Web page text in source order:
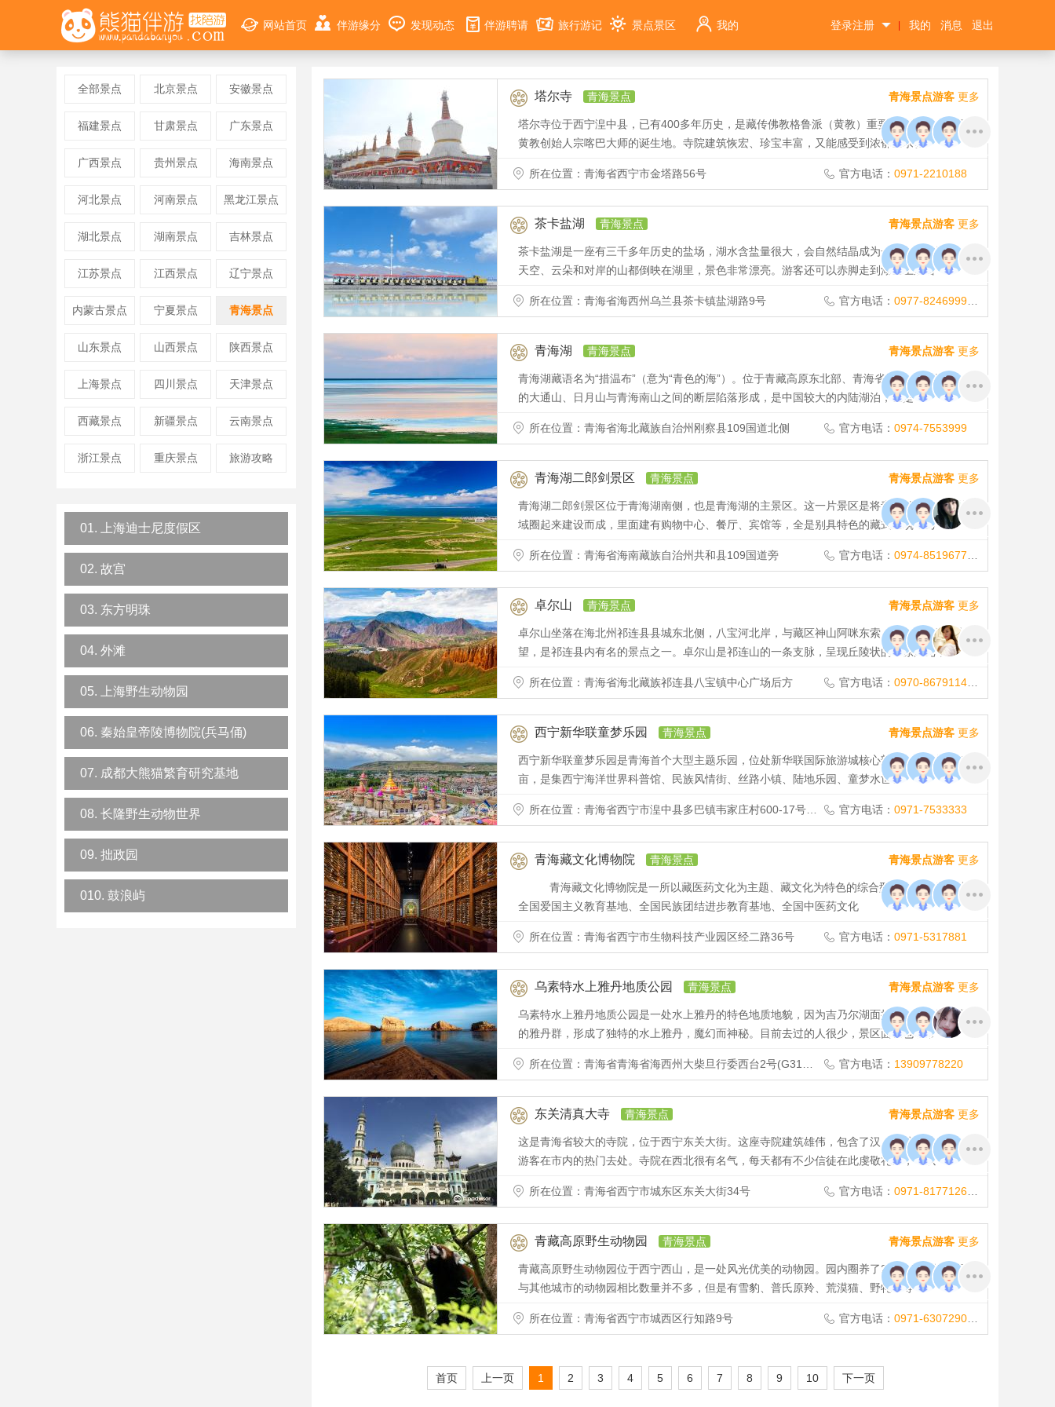
网站首页 伴游缘分 发现动态 伴游聘请 旅行游记 景点景区 我的 登录注册 我的 消息 退出
全部景点 北京景点 安徽景点
福建景点 甘肃景点 广东景点
广西景点 贵州景点 海南景点
河北景点 河南景点 黑龙江景点
湖北景点 湖南景点 吉林景点
江苏景点 江西景点 辽宁景点
内蒙古景点 宁夏景点 青海景点
山东景点 山西景点 陕西景点
上海景点 四川景点 天津景点
西藏景点 新疆景点 云南景点
浙江景点 重庆景点 旅游攻略
01. 上海迪士尼度假区
02. 故宫
03. 东方明珠
04. 外滩
05. 上海野生动物园
06. 秦始皇帝陵博物院(兵马俑)
07. 成都大熊猫繁育研究基地
08. 长隆野生动物世界
09. 拙政园
010. 鼓浪屿
塔尔寺 青海景点
塔尔寺位于西宁湟中县，已有400多年历史，是藏传佛教格鲁派（黄教）重要的寺院之一，还是
黄教创始人宗喀巴大师的诞生地。寺院建筑恢宏、珍宝丰富，又能感受到浓郁的宗教
青海景点游客 更多
所在位置：青海省西宁市金塔路56号 官方电话： 0971-2210188
茶卡盐湖 青海景点
茶卡盐湖是一座有三千多年历史的盐场，湖水含盐量很大，会自然结晶成为一片白色的湖面，将
天空、云朵和对岸的山都倒映在湖里，景色非常漂亮。游客还可以赤脚走到湖面上观看
青海景点游客 更多
所在位置：青海省海西州乌兰县茶卡镇盐湖路9号 官方电话： 0977-8246999,0977-8240129
青海湖 青海景点
青海湖藏语名为“措温布”（意为“青色的海”）。位于青藏高原东北部、青海省境内，由祁连山脉
的大通山、日月山与青海南山之间的断层陷落形成，是中国较大的内陆湖泊，也是
青海景点游客 更多
所在位置：青海省海北藏族自治州刚察县109国道北侧 官方电话： 0974-7553999
青海湖二郎剑景区 青海景点
青海湖二郎剑景区位于青海湖南侧，也是青海湖的主景区。这一片景区是将青海湖南侧的一块区
域圈起来建设而成，里面建有购物中心、餐厅、宾馆等，全是别具特色的藏式建筑，另
青海景点游客 更多
所在位置：青海省海南藏族自治州共和县109国道旁 官方电话： 0974-8519677,0971-8068826,0974-7553999
卓尔山 青海景点
卓尔山坐落在海北州祁连县县城东北侧，八宝河北岸，与藏区神山阿咪东索（牛心山）隔河相
望，是祁连县内有名的景点之一。卓尔山是祁连山的一条支脉，呈现丘陵状的草原风光，
青海景点游客 更多
所在位置：青海省海北藏族祁连县八宝镇中心广场后方 官方电话： 0970-8679114,0970-8676879
西宁新华联童梦乐园 青海景点
西宁新华联童梦乐园是青海首个大型主题乐园，位处新华联国际旅游城核心部分，总占地352.32
亩，是集西宁海洋世界科普馆、民族风情街、丝路小镇、陆地乐园、童梦水世界
青海景点游客 更多
所在位置：青海省西宁市湟中县多巴镇韦家庄村600-17号 新华联国际旅游城 官方电话： 0971-7533333
青海藏文化博物院 青海景点
青海藏文化博物院是一所以藏医药文化为主题、藏文化为特色的综合型博物馆。先后成为
全国爱国主义教育基地、全国民族团结进步教育基地、全国中医药文化
青海景点游客 更多
所在位置：青海省西宁市生物科技产业园区经二路36号 官方电话： 0971-5317881
乌素特水上雅丹地质公园 青海景点
乌素特水上雅丹地质公园是一处水上雅丹的特色地质地貌，因为吉乃尔湖面抬升，逐步淹没北缘
的雅丹群，形成了独特的水上雅丹，魔幻而神秘。目前去过的人很少，景区面积也非常
青海景点游客 更多
所在位置：青海省青海省海西州大柴旦行委西台2号(G315线900公里处) 官方电话： 13909778220
东关清真大寺 青海景点
这是青海省较大的寺院，位于西宁东关大街。这座寺院建筑雄伟，包含了汉、藏等几种风格，是
游客在市内的热门去处。寺院在西北很有名气，每天都有不少信徒在此虔敬礼拜，可以
青海景点游客 更多
所在位置：青海省西宁市城东区东关大街34号 官方电话： 0971-8177126,0971-8170489
青藏高原野生动物园 青海景点
青藏高原野生动物园位于西宁西山，是一处风光优美的动物园。园内圈养了200多种动物，虽然
与其他城市的动物园相比数量并不多，但是有雪豹、普氏原羚、荒漠猫、野牦牛等一
青海景点游客 更多
所在位置：青海省西宁市城西区行知路9号 官方电话： 0971-6307290,0971-6146648,0971-4313100
首页 上一页 1 2 3 4 5 6 7 8 9 10 下一页